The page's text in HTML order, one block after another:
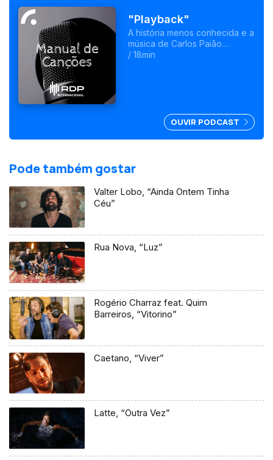
"Playback"
A história menos conhecida e a
música de Carlos Paião
chegam ao cinema com um
/ 18min
OUVIR PODCAST
Pode também gostar
Valter Lobo, “Ainda Ontem Tinha
Céu”
Rua Nova, “Luz”
Rogério Charraz feat. Quim
Barreiros, “Vitorino”
Caetano, “Viver”
Latte, “Outra Vez”